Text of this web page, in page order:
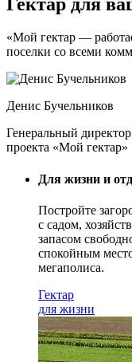
«Мой гектар —
поселки со всеми
Денис Бучельников
Генеральный директор
проекта «Мой гектар»
Для жизни и
Постройте
с садом,
запасом
спокойным
мегаполиса.
Гектар
для жизни